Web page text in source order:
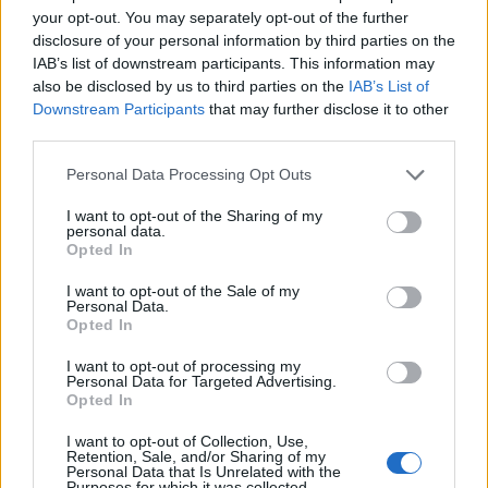
your opt-out. You may separately opt-out of the further
disclosure of your personal information by third parties on the
IAB’s list of downstream participants. This information may
also be disclosed by us to third parties on the IAB’s List of
Downstream Participants that may further disclose it to other
Personal Data Processing Opt Outs
I want to opt-out of the Sharing of my
personal data.
Opted In
I want to opt-out of the Sale of my
Personal Data.
Opted In
I want to opt-out of processing my
Personal Data for Targeted Advertising.
Opted In
I want to opt-out of Collection, Use,
Retention, Sale, and/or Sharing of my
Personal Data that Is Unrelated with the
Στενά του Ορμούζ: Οι ΗΠΑ «βλέπουν» σύντομα
συμφωνία - «Υπάρχει πρόοδος μεταξύ Ιράν και Ομάν»
Σοκαριστικά στοιχεία άφησε πίσω της η μέγα-πυρκαγιά
στην Αττικοβοιωτία
23:23
15χρονη κόρη της και προκάλεσε επεισόδιο στο Κέντρο
Υγείας Σκιάθου
Ισπανία: Η Μαδρίτη επαναφέρει προσωρινά τους
συνοριακούς ελέγχους για όσους ταξιδεύουν από την
23:02
επιτέθηκε με μαχαίρι και τραυμάτισε δύο άτομα